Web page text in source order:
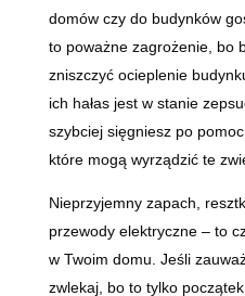
domów czy do budynków
to poważne zagrożenie, bo
zniszczyć ocieplenie
ich hałas jest w stanie
szybciej sięgniesz po
które mogą wyrządzić te
Nieprzyjemny zapach,
przewody elektryczne – to
w Twoim domu. Jeśli
zwlekaj, bo to tylko